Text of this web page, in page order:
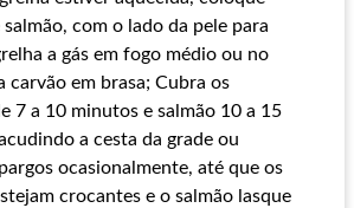
salmão, com o lado da pele para
a gás em fogo médio ou no
carvão em brasa; Cubra os
7 a 10 minutos e salmão 10 a 15
a cesta da grade ou
ocasionalmente, até que os
crocantes e o salmão lasque